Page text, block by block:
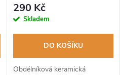
290 Kč
Skladem
DO KOŠÍKU
Obdélníková keramická